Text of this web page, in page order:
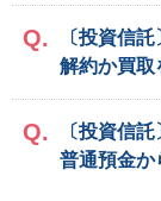
〔投資信
解約か買取
〔投資信
普通預金か